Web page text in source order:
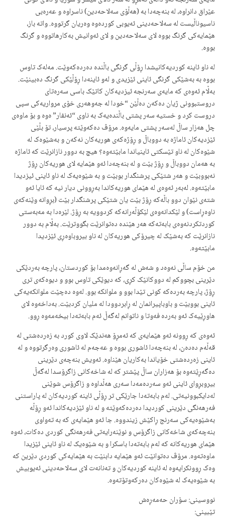
عێراق دانراوە، لە بنەچەدا بە (هەڵۆی سەلاحەدین) ناسراوە و عەرەبی
ناسیوناڵیست لە سەلاحەدینی ئەیوبی کوردەوە وەریان گرتووە. واتە باز،
هێمایەکی گرنگ بووە لای سەلاحەدین و لای ئەوانیش بەکارهاتووە و گرنگ
بووە.
لە ناو ئاینە کوردیەکانیشدا ڕۆڵی گرنگی باڵندە دەردەکەوێت. مەلەک تاوس
بووە بە بەشێکی گرنگی ئاینی ئێزیدی و لەو ئاینەدا ڕۆڵێکی گرنگ دەبینێت.
بەڵام ئەوەی کە مایەی سەرنجە ئیزدیەکان کاتێک باسی سەرەتای
دروستبوونی ژیان دەکەن دەڵێن “خودا لە جەوهەری خۆی مرواریەکی سپی
دروست کرد و خستیە سەر پشتی باڵندەیەک بە ناوی “ئەنفار” ەوە و بۆ ماوەی
چل هەزار ساڵ لەسەر پشتی مایەوە. مرۆڤ دەکەوێتە پرسیار، تۆ بڵێی
ئێزدیەکان ئاماژە بە دووباڵ و ڕۆژەکەی هوریەکان نەکەن و بەشێوەک لە
شێوەکان لە ناو تێسکتی ئاینیاندا مابێتەوە؟ هیچ بە دوور نازانرێت کە ئاماژە
بە هەمان دووباڵ و ڕۆژ بێت و لە بنەچەدا ئەو هێمایە لای هوریەکان ڕۆژ
نەبووبێت و هەر شتێکی پرشنگدار بوبێت و بە شێوەیەک لە ناو ئاینی ئیزدیدا
مابێتەوە. لەبەر ئەوەی لە هێمای هوریەکاندا بەڕوونی دیار نیە کە ئایا ئەو
شتەی نێوان دوو باڵەکە ڕۆژ بێت یان شتێکی پرشنگدار بێت (بڕوانە وێنەکەی
ناوەڕاست) و لێکدانەوەی لێکۆڵەرانەکە کردوویە بە ڕۆژ. لێرەدا بە مەبەستی
کوردتکردنەوەی بابەتەکە هەر هێندە دەتوانرێت بگووترێت. بەڵام بە دوور
نازانرێت کە بەشێک لە چیرۆکی هوریەکان لە ناو بیروباوەڕی ئێزدیدا
مابێتەوە.
من خۆم ساڵی نەوەد و شەش لە گەڕانەوەمدا بۆ کوردستان، پارچە بەردێکی
دێرینی بچووکم لە دووکانێک کڕی، کە دیوێکی تاوس بوو و دیوەکەی تری
ڕۆژ، پارچە بەردەکە کونی تێدا بوو و ملوانکە بوو. لەوە دەچێت ملوانکەیەکی
ئاینی بووبێت و باوباپیرانمان لە ڕابردوودا لە ملیان کردبێت. بەداخەوە لای
هاوڕێیەک ئەو بەردە فەوتا و ناتوانم لەگەڵ ئەم بابەتەدا بیخەمەوە ڕوو.
ئەوەی کە ڕوونە ئەو هێمایەی کە ئەمڕۆ هەندێک لاوی کورد بە زەردەشتی لە
قەڵەم دەدەن، لە بنەچەدا ئاشوری بووە و عەجەم لە ئاشوری وەرگرتووە و لە
ئاینی زەردەشتی خۆیاندا بەکاریان هێناوە. ئەویش بنەچەی دێرینی
دەگەڕێتەوە بۆ هەزاران ساڵ پێشتر کە لە شاخەکانی زاگرۆسدا لەگەڵ
بیروبڕوای ئاینی ئەو سەردەمەدا سەری هەڵداوە و زاگرۆس شوێنی
لەدایکبوونیەتی. لەم بابەتەدا جارێکی تر ڕۆڵی ئاینە کوردیەکان لە پاراستنی
فەرهەنگی دێرینی کوردیدا دەردەکەوێتە و لە ناو ئێزدیەکاندا ئەو ڕۆڵە
بەشێوەیەکی سەرنج ڕاکێش زیندووە. جا ئەو هێمایەی کە بە تەواوی
بنەچەکەی شاخەکانی زاگرۆس و نوێنەرایەتی فەرهەنگی کوردی دەکات، ئەوە
هێمای هوریەکانە کە لەم بابەتەدا باسکرا و بە شێوەیک لە ناو ئاینی ئێزیدا
ماوەتەوە. مرۆڤ دەتوانێت ئەو هێمایە دابنێت بە هێمایەکی کوردی دێرین کە
وەک ڕوونکرایەوە لە ئاینە کوردیەکان و تەنانەت لای سەلاحەدینی ئەیوبیش
بە شێوەیەک لە شێوەکان دەرکەوتۆتەوە.
نووسینی: سۆران حەمەڕەش
تێبینی: